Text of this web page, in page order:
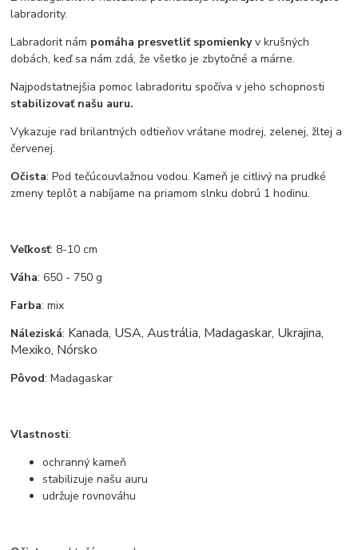
labradority.
Labradorit nám pomáha presvetliť spomienkyv krušných
dobách, keď sa nám zdá, že všetko je zbytočné a márne.
Najpodstatnejšia pomoc labradoritu spočíva v jeho schopnosti
stabilizovať našu auru.
Vykazuje rad brilantných odtieňov vrátane modrej, zelenej, žltej a
červenej.
Očista: Pod tečúcouvlažnou vodou. Kameň je citlivý na prudké
zmeny teplôt a nabíjame na priamom slnku dobrú 1 hodinu.
Veľkosť: 8-10 cm
Váha: 650 - 750 g
Farba: mix
Náleziská: Kanada, USA, Austrália, Madagaskar, Ukrajina,
Mexiko, Nórsko
Pôvod: Madagaskar
Vlastnosti:
ochranný kameň
stabilizuje našu auru
udržuje rovnováhu